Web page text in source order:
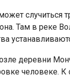
случиться
Там в реке
деревни
человеке.